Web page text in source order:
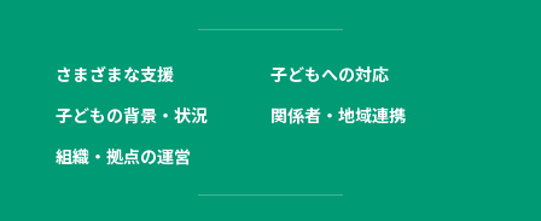
さまざまな支援
子どもへの対応
子どもの背景・状況
関係者・地域連携
組織・拠点の運営